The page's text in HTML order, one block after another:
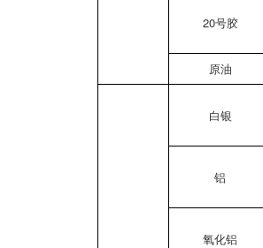
20号胶
原油
白银
铝
氧化铝